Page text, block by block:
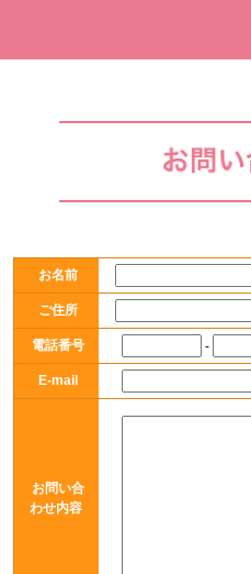
お名前
ご住所
電話番号 -
E-mail
お問い合
わせ内容